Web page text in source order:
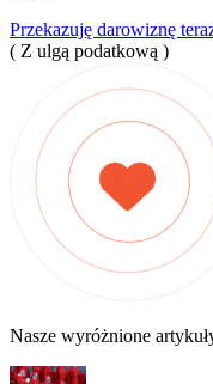
Przekazuję darowiznę
( Z ulgą podatkową )
Nasze wyróżnione